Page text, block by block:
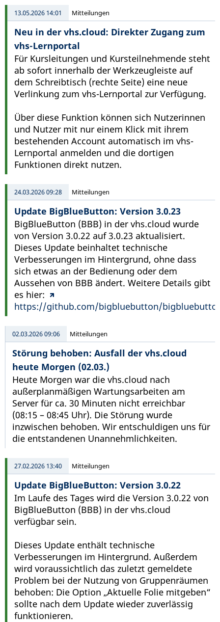
13.05.2026 14:01 Mitteilungen
Neu in der vhs.cloud: Direkter Zugang zum
vhs-Lernportal
Für Kursleitungen und Kursteilnehmende steht
ab sofort innerhalb der Werkzeugleiste auf
dem Schreibtisch (rechte Seite) eine neue
Verlinkung zum vhs-Lernportal zur Verfügung.
Über diese Funktion können sich Nutzerinnen
und Nutzer mit nur einem Klick mit ihrem
bestehenden Account automatisch im vhs-
Lernportal anmelden und die dortigen
Funktionen direkt nutzen.
24.03.2026 09:28 Mitteilungen
Update BigBlueButton: Version 3.0.23
BigBlueButton (BBB) in der vhs.cloud wurde
von Version 3.0.22 auf 3.0.23 aktualisiert.
Dieses Update beinhaltet technische
Verbesserungen im Hintergrund, ohne dass
sich etwas an der Bedienung oder dem
Aussehen von BBB ändert. Weitere Details gibt
es hier:
https://github.com/bigbluebutton/
02.03.2026 09:06 Mitteilungen
Störung behoben: Ausfall der vhs.cloud
heute Morgen (02.03.)
Heute Morgen war die vhs.cloud nach
außerplanmäßigen Wartungsarbeiten am
Server für ca. 30 Minuten nicht erreichbar
(08:15 – 08:45 Uhr). Die Störung wurde
inzwischen behoben. Wir entschuldigen uns für
die entstandenen Unannehmlichkeiten.
27.02.2026 13:40 Mitteilungen
Update BigBlueButton: Version 3.0.22
Im Laufe des Tages wird die Version 3.0.22 von
BigBlueButton (BBB) in der vhs.cloud
verfügbar sein.
Dieses Update enthält technische
Verbesserungen im Hintergrund. Außerdem
wird voraussichtlich das zuletzt gemeldete
Problem bei der Nutzung von Gruppenräumen
behoben: Die Option „Aktuelle Folie mitgeben“
sollte nach dem Update wieder zuverlässig
funktionieren.